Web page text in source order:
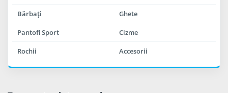
Bărbaţi Ghete
Pantofi Sport Cizme
Rochii Accesorii